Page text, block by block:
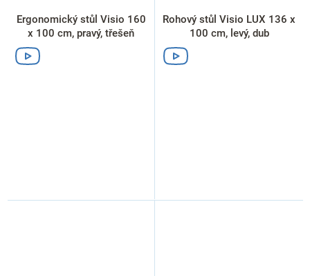
Ergonomický stůl Visio 160
x 100 cm, pravý, třešeň
Rohový stůl Visio LUX 136 x
100 cm, levý, dub